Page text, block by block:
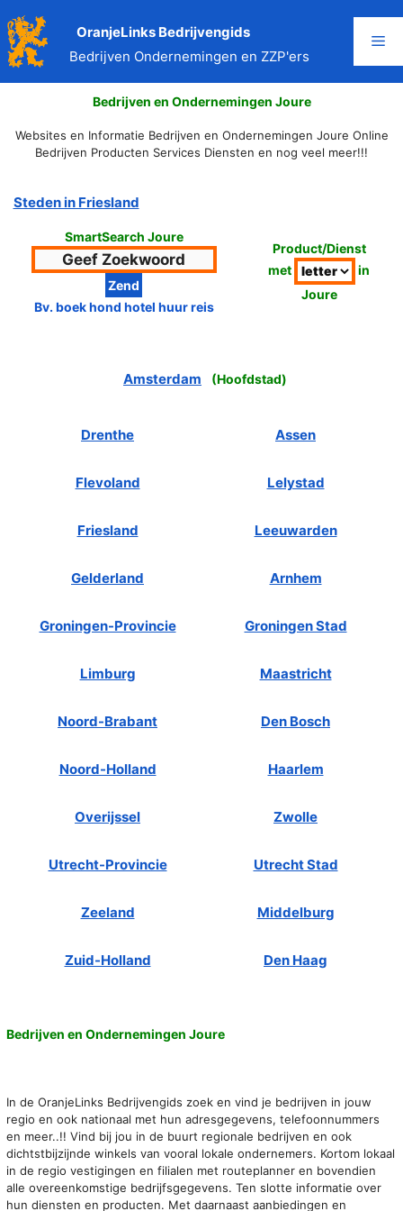
naar
de
inhoud
OranjeLinks Bedrijvengids
Bedrijven Ondernemingen en ZZP'ers
Bedrijven en Ondernemingen Joure
Websites en Informatie Bedrijven en Ondernemingen Joure Online
Bedrijven Producten Services Diensten en nog veel meer!!!
Steden in Friesland
SmartSearch Joure
Bv. boek hond hotel huur reis
Product/Dienst
met
in
Joure
Amsterdam (Hoofdstad)
Drenthe Assen
Flevoland Lelystad
Friesland Leeuwarden
Gelderland Arnhem
Groningen-Provincie Groningen Stad
Limburg Maastricht
Noord-Brabant Den Bosch
Noord-Holland Haarlem
Overijssel Zwolle
Utrecht-Provincie Utrecht Stad
Zeeland Middelburg
Zuid-Holland Den Haag
Bedrijven en Ondernemingen Joure
In de OranjeLinks Bedrijvengids zoek en vind je bedrijven in jouw
regio en ook nationaal met hun adresgegevens, telefoonnummers
en meer..!! Vind bij jou in de buurt regionale bedrijven en ook
dichtstbijzijnde winkels van vooral lokale ondernemers. Kortom lokaal
in de regio vestigingen en filialen met routeplanner en bovendien
alle overeenkomstige bedrijfsgegevens. Ten slotte informatie over
hun diensten en producten. Met daarnaast aanbiedingen en